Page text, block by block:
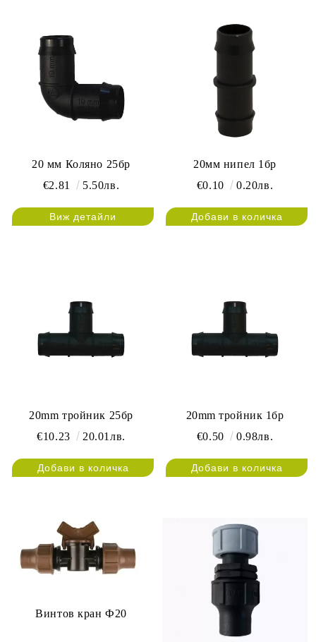
20 мм Коляно 25бр
€2.81
5.50лв.
Виж детайли
20мм нипел 1бр
€0.10
0.20лв.
20mm тройник 25бр
€10.23
20.01лв.
20mm тройник 1бр
€0.50
0.98лв.
Винтов кран Ф20